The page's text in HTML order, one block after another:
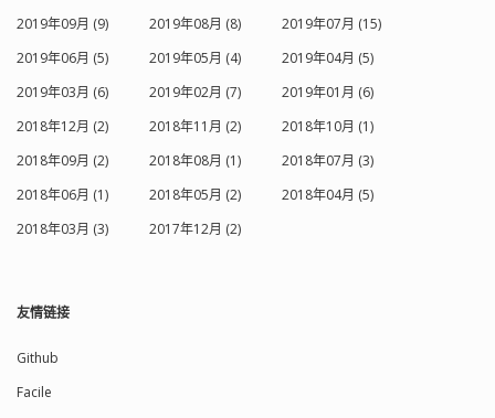
2019年09月 (9)
2019年08月 (8)
2019年07月 (15)
2019年06月 (5)
2019年05月 (4)
2019年04月 (5)
2019年03月 (6)
2019年02月 (7)
2019年01月 (6)
2018年12月 (2)
2018年11月 (2)
2018年10月 (1)
2018年09月 (2)
2018年08月 (1)
2018年07月 (3)
2018年06月 (1)
2018年05月 (2)
2018年04月 (5)
2018年03月 (3)
2017年12月 (2)
友情链接
Github
Facile